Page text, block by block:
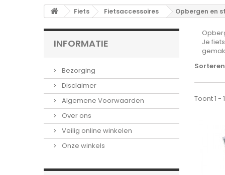
Fiets Fietsaccessoires Opbergen en
INFORMATIE
Bezorging
Disclaimer
Algemene Voorwaarden
Over ons
Veilig online winkelen
Onze winkels
Je
Toont 1 -